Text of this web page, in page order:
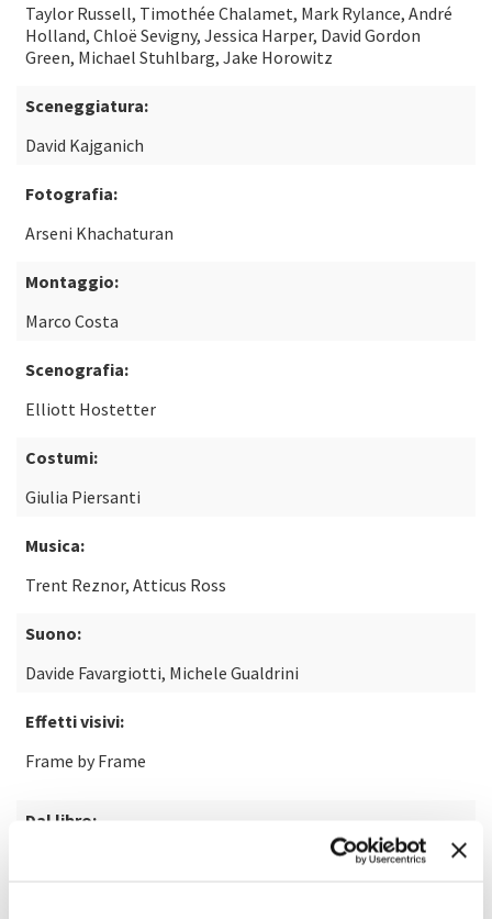
Taylor Russell, Timothée Chalamet, Mark Rylance, André
Holland, Chloë Sevigny, Jessica Harper, David Gordon
Green, Michael Stuhlbarg, Jake Horowitz
Sceneggiatura:
David Kajganich
Fotografia:
Arseni Khachaturan
Montaggio:
Marco Costa
Scenografia:
Elliott Hostetter
Costumi:
Giulia Piersanti
Musica:
Trent Reznor, Atticus Ross
Suono:
Davide Favargiotti, Michele Gualdrini
Effetti visivi:
Frame by Frame
Dal libro: